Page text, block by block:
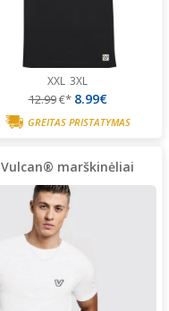
XXL 3XL
12.99€* 8.99€
GREITAS PRISTATYMAS
Vulcan® marškinėliai